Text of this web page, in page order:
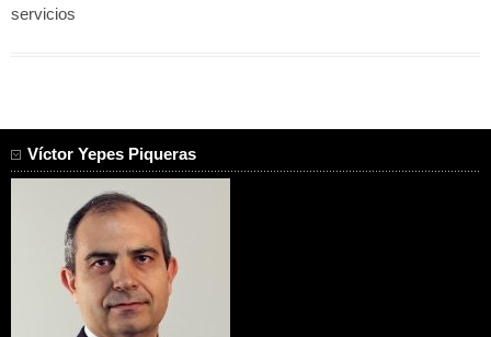
servicios
Víctor Yepes Piqueras